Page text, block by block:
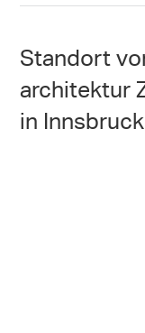
Standort
architektur
in